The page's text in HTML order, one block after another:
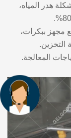
هدر المياه،
مجهز ببكرات،
التخزين.